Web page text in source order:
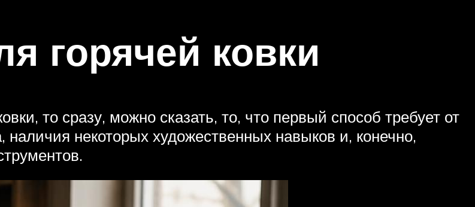
горячей ковки
то сразу, можно сказать, то, что первый способ требует от
наличия некоторых художественных навыков и, конечно,